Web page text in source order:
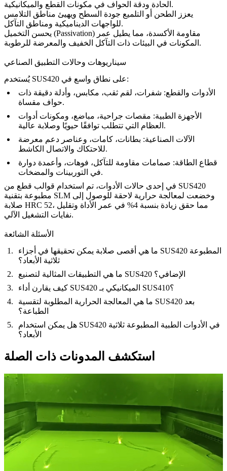
الحادة ودقة الحواف في مكونات القطع والميكانيكية.
يعزز
الطحن أو التلميع جودة السطح ويهيئ مناطق التلامس
للواجهات الديناميكية ومناطق التآكل.
يحسن التخميل (Passivation)
المكونات في البيئات ذات التآكل الخفيف والمعرضة للرطوبة.
سيناريوهات وحالات التطبيق الصناعي
يُستخدم SUS420 على نطاق واسع في:
الأدوات والقطع: شفرات، لقم ثقب، مكابس، وأدلة دقيقة ذات
حواف مقساة.
الأجهزة الطبية: مقصات جراحية، مباضع، ومكونات أدوات
العظام التي تتطلب توافقًا حيويًا وصلابة عالية.
الآلات الصناعية: بطانات، كامات، وعناصر دعم معرضة
للاحتكاك والاتصال الكاشط.
قطاع الطاقة: صمامات مقاومة للتآكل، فوهات، وأعمدة دوارة
في التوربينات والمضخات.
في إحدى حالات الأدوات، تم استخدام قوالب قطع من SUS420
مطبوعة بتقنية SLM وخضعت لمعالجة حرارية لاحقة للوصول إلى
صلابة HRC 52، مما حقق زيادة بنسبة 4% في عمر الأداة وتقليل
نفايات التشغيل الآلي.
الأسئلة الشائعة
ما هي أقصى صلابة يمكن تحقيقها في أجزاء SUS420 المطبوعة
ثلاثية الأبعاد؟
ما هي التطبيقات المثالية لتصنيع SUS420 الإضافي؟
كيف يقارن أداء SUS420 الميكانيكي بـ SUS410؟
ما هي المعالجة الحرارية المطلوبة لتقسية SUS420 بعد
الطباعة؟
هل يمكن استخدام SUS420 في الأدوات الطبية المطبوعة ثلاثية
الأبعاد؟
استكشف المدونات ذات الصلة